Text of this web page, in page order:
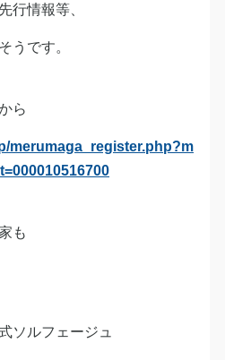
行情報等、
うです。
ら
merumaga_register.php?m
も
ソルフェージュ